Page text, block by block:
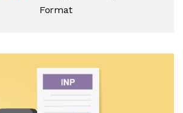
Format